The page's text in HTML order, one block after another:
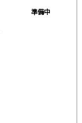
準備中